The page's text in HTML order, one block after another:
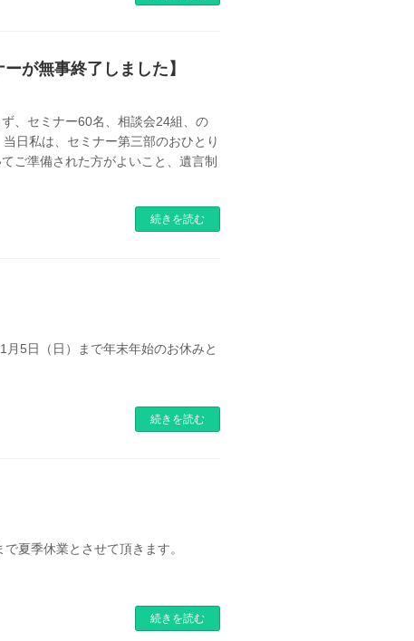
が無事終了しました】
、セミナー60名、相談会24組、の
日私は、セミナー第三部のおひとり
ご準備された方がよいこと、遺言制
続きを読む
5日（日）まで年末年始のお休みと
続きを読む
夏季休業とさせて頂きます。
続きを読む